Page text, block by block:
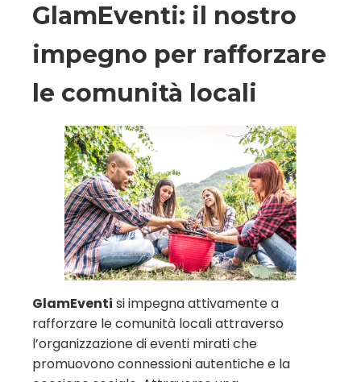
GlamEventi: il nostro
impegno per rafforzare
le comunità locali
GlamEventi si impegna attivamente a
rafforzare le comunità locali attraverso
l’organizzazione di eventi mirati che
promuovono connessioni autentiche e la